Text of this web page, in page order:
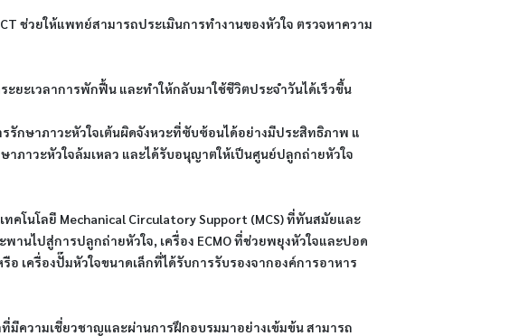
ช่วยให้แพทย์สามารถประเมินการทำงานของหัวใจ​ ตรวจหาความ
ยะเวลาการพักฟื้น และทำให้กลับมาใช้ชีวิตประจำวันได้เร็วขึ้น
กษาภาวะหัวใจเต้นผิดจังหวะที่ซับซ้อนได้อย่างมีประสิทธิภาพ ​แ​
าภาวะหัวใจล้มเหลว​ และได้รับอนุญาตให้เป็นศูนย์ปลูกถ่ายหัวใจ
โนโลยี Mechanical Circulatory Support (MCS) ที่ทันสมัยและ
านไปสู่การปลูกถ่ายหัวใจ, เครื่อง ECMO ที่ช่วยพยุงหัวใจและปอด
อ​ เครื่องปั๊มหัวใจขนาดเล็กที่ได้รับการรับรองจากองค์การอาหาร
มีความเชี่ยวชาญและผ่านการฝึกอบรมมาอย่างเข้มข้น สามารถ